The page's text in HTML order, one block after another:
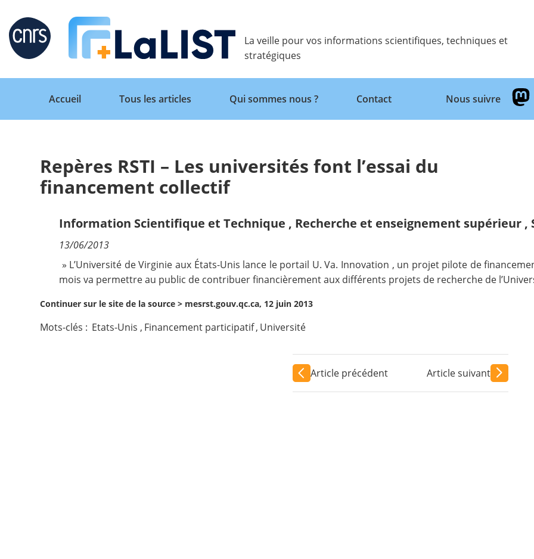
Retour
Accueil
Qui sommes nous ?
Nous suivre
La veille pour vos informations scientifiques, techniques et
stratégiques
Retour
Accueil
Tous les articles Qui sommes nous ? Contact Nous suivre
Repères RSTI – Les universités font l’essai du
financement collectif
Information Scientifique et Technique , Recherche et enseignement supérieur ,
13/06/2013
» L’Université de Virginie aux États-Unis lance le portail U. Va. Innovation , un projet pilote de
mois va permettre au public de contribuer financièrement aux différents projets de recherche de
Continuer sur le site de la source > mesrst.gouv.qc.ca, 12 juin 2013
Mots-clés : Etats-Unis , Financement participatif, Université
Article précédent Article suivant